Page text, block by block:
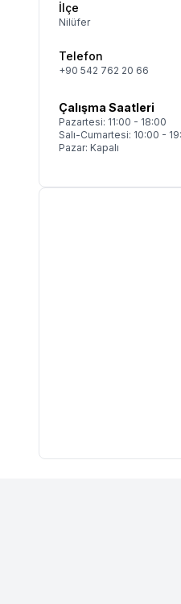
İlçe
Nilüfer
Telefon
+90 542 762 20 66
Çalışma Saatleri
Pazartesi: 11:00 - 18:00
Salı-Cumartesi: 10:00 -
Pazar: Kapalı